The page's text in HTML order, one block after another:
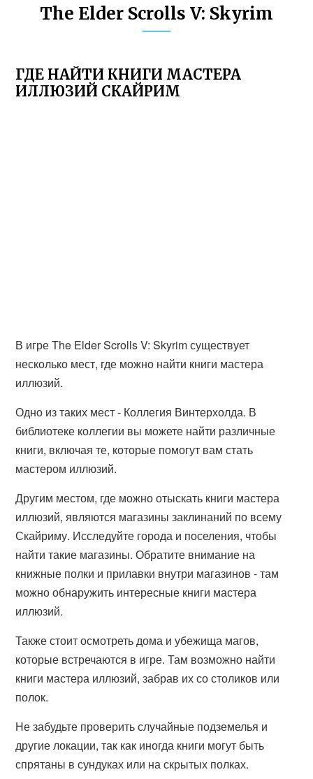
The Elder Scrolls V: Skyrim
ГДЕ НАЙТИ КНИГИ МАСТЕРА
ИЛЛЮЗИЙ СКАЙРИМ
В игре The Elder Scrolls V: Skyrim существует
несколько мест, где можно найти книги мастера
иллюзий.
Одно из таких мест - Коллегия Винтерхолда. В
библиотеке коллегии вы можете найти различные
книги, включая те, которые помогут вам стать
мастером иллюзий.
Другим местом, где можно отыскать книги мастера
иллюзий, являются магазины заклинаний по всему
Скайриму. Исследуйте города и поселения, чтобы
найти такие магазины. Обратите внимание на
книжные полки и прилавки внутри магазинов - там
можно обнаружить интересные книги мастера
иллюзий.
Также стоит осмотреть дома и убежища магов,
которые встречаются в игре. Там возможно найти
книги мастера иллюзий, забрав их со столиков или
полок.
Не забудьте проверить случайные подземелья и
другие локации, так как иногда книги могут быть
спрятаны в сундуках или на скрытых полках.